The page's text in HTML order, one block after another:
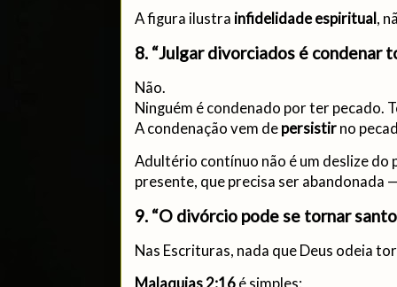
A figura ilustra infidelidade espiritual,
8. “Julgar divorciados é condenar
Não.
Ninguém é condenado por ter pecado.
A condenação vem depersistirno
Adultério contínuo não é um deslize do
presente, que precisa ser abandonada
9. “O divórcio pode se tornar
Nas Escrituras, nada que Deus odeia